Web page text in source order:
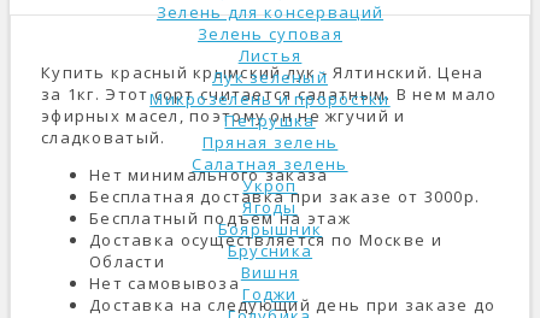
Зелень для консерваций
Зелень суповая
Листья
Лук зеленый
Микрозелень и проростки
Петрушка
Пряная зелень
Салатная зелень
Укроп
Ягоды
Боярышник
Брусника
Вишня
Годжи
Купить красный крымский лук - Ялтинский. Цена
за 1кг. Этот сорт считается салатным. В нем мало
эфирных масел, поэтому он не жгучий и
сладковатый.
Нет минимального заказа
Бесплатная доставка при заказе от 3000р.
Бесплатный подъем на этаж
Доставка осуществляется по Москве и
Области
Нет самовывоза
Доставка на следующий день при заказе до